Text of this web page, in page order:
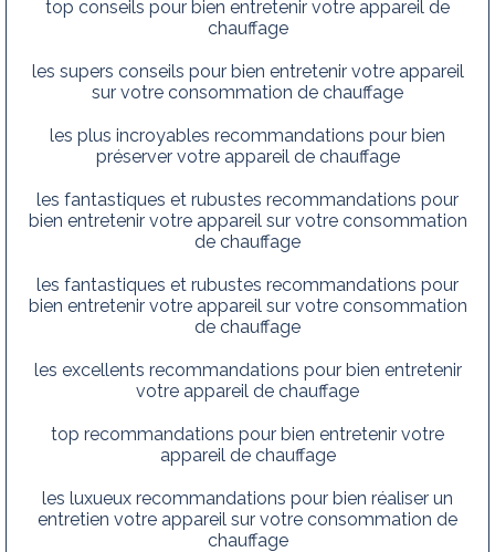
top conseils pour bien entretenir votre appareil de
chauffage
les supers conseils pour bien entretenir votre appareil
sur votre consommation de chauffage
les plus incroyables recommandations pour bien
préserver votre appareil de chauffage
les fantastiques et rubustes recommandations pour
bien entretenir votre appareil sur votre consommation
de chauffage
les fantastiques et rubustes recommandations pour
bien entretenir votre appareil sur votre consommation
de chauffage
les excellents recommandations pour bien entretenir
votre appareil de chauffage
top recommandations pour bien entretenir votre
appareil de chauffage
les luxueux recommandations pour bien réaliser un
entretien votre appareil sur votre consommation de
chauffage